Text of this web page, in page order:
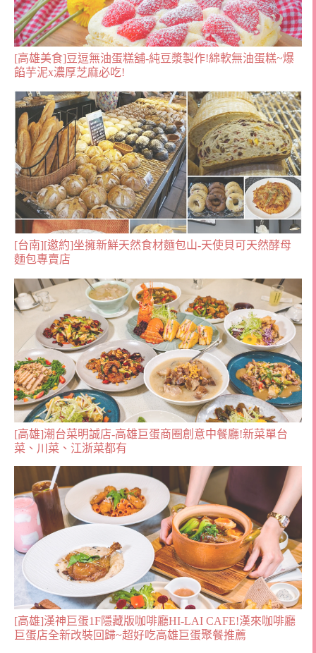
[高雄美食]豆逗無油蛋糕舖-純豆漿製作!綿軟無油蛋糕~爆
餡芋泥x濃厚芝麻必吃!
[台南][邀約]坐擁新鮮天然食材麵包山-天使貝可天然酵母
麵包專賣店
[高雄]潮台菜明誠店-高雄巨蛋商圈創意中餐廳!新菜單台
菜、川菜、江浙菜都有
[高雄]漢神巨蛋1F隱藏版咖啡廳HI-LAI CAFE!漢來咖啡廳
巨蛋店全新改裝回歸~超好吃高雄巨蛋聚餐推薦